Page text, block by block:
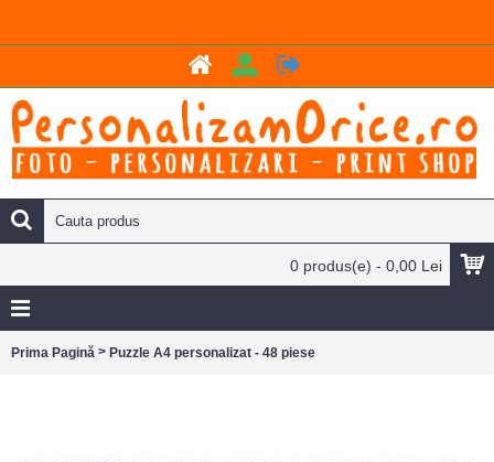
0 produs(e) - 0,00 Lei
Prima Pagină > Puzzle A4 personalizat - 48 piese